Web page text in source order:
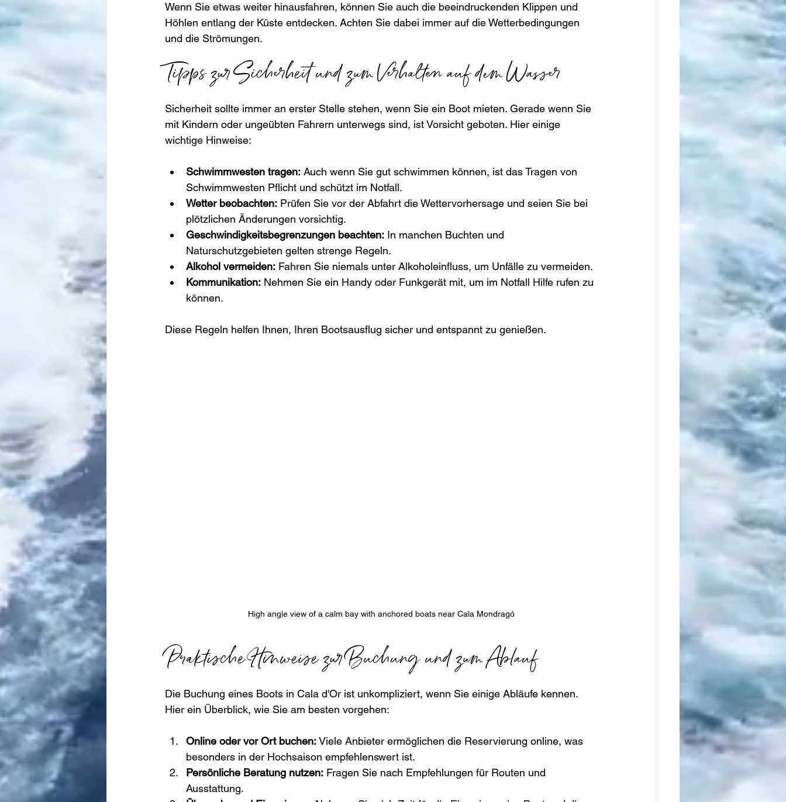
Wenn Sie etwas weiter hinausfahren, können Sie auch die beeindruckenden Klippen und
Höhlen entlang der Küste entdecken. Achten Sie dabei immer auf die Wetterbedingungen
und die Strömungen.
Tipps zur Sicherheit und zum Verhalten auf dem Wasser
Sicherheit sollte immer an erster Stelle stehen, wenn Sie ein Boot mieten. Gerade wenn Sie
mit Kindern oder ungeübten Fahrern unterwegs sind, ist Vorsicht geboten. Hier einige
wichtige Hinweise:
Schwimmwesten tragen: Auch wenn Sie gut schwimmen können, ist das Tragen von
Schwimmwesten Pflicht und schützt im Notfall.
Wetter beobachten: Prüfen Sie vor der Abfahrt die Wettervorhersage und seien Sie bei
plötzlichen Änderungen vorsichtig.
Geschwindigkeitsbegrenzungen beachten: In manchen Buchten und
Naturschutzgebieten gelten strenge Regeln.
Alkohol vermeiden: Fahren Sie niemals unter Alkoholeinfluss, um Unfälle zu vermeiden.
Kommunikation: Nehmen Sie ein Handy oder Funkgerät mit, um im Notfall Hilfe rufen zu
können.
Diese Regeln helfen Ihnen, Ihren Bootsausflug sicher und entspannt zu genießen.
High angle view of a calm bay with anchored boats near Cala Mondragó
Praktische Hinweise zur Buchung und zum Ablauf
Die Buchung eines Boots in Cala d'Or ist unkompliziert, wenn Sie einige Abläufe kennen.
Hier ein Überblick, wie Sie am besten vorgehen:
Online oder vor Ort buchen: Viele Anbieter ermöglichen die Reservierung online, was
besonders in der Hochsaison empfehlenswert ist.
Persönliche Beratung nutzen: Fragen Sie nach Empfehlungen für Routen und
Ausstattung.